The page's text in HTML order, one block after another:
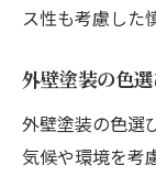
外壁
外壁
外壁
外壁
ス性も考慮した
外壁塗装の色
外壁塗装の色選
気候や環境を考